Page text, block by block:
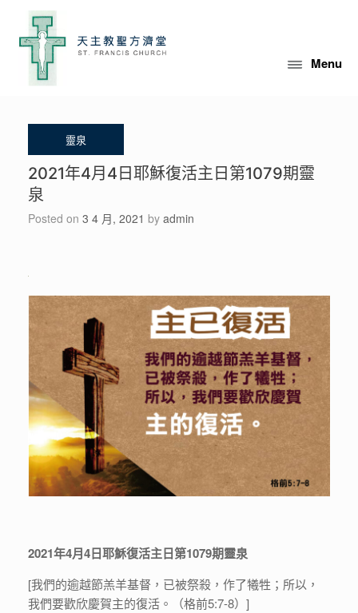
content
Menu
2021年4月4日耶穌復活主日第1079期靈
泉
Posted on 3 4 月, 2021 by admin
2021年4月4日耶穌復活主日第1079期靈泉
[我們的逾越節羔羊基督，已被祭殺，作了犧牲；所以，
我們要歡欣慶賀主的復活。（格前5:7-8）]